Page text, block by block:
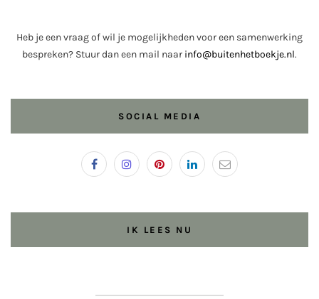
Heb je een vraag of wil je mogelijkheden voor een samenwerking
bespreken? Stuur dan een mail naar info@buitenhetboekje.nl.
SOCIAL MEDIA
IK LEES NU